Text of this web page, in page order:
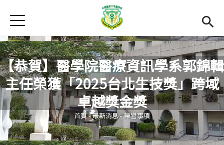
最新消息
Open submenu (關於本院)
關於本院
Open submenu (學院成員)
學院成員
學術單位
Open submenu (國際交流)
國際交流
Jump to Navigation
Jump to Main content
【恭賀】醫學院醫療資訊學系郭錦輯
主任榮獲「2025台北生技獎」跨域
卓越獎金獎
您在這裡
首頁-最新消息-榮譽事項